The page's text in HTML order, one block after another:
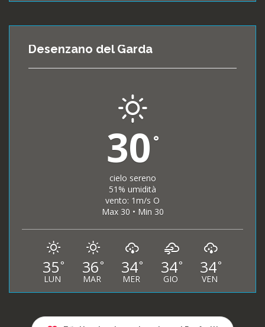
Desenzano del Garda
30 °
cielo sereno
51% umidità
vento: 1m/s O
Max 30 • Min 30
35°
LUN
36°
MAR
34°
MER
34°
GIO
34°
VEN